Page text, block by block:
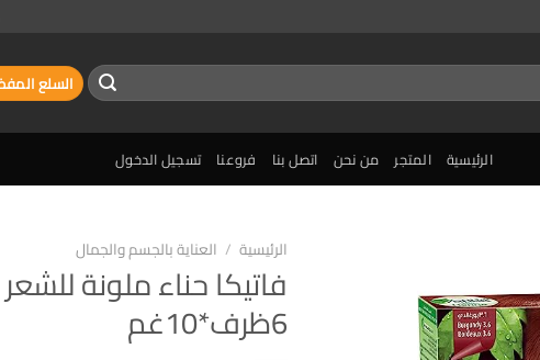
السلع
الرئيسية المتجر من نحن اتصل بنا فروعنا تسجيل الدخول
إضافة
الى
المفضلة
الرئيسية / العناية بالجسم والجمال
فاتيكا حناء ملونة للشعر
6ظرف*10غم